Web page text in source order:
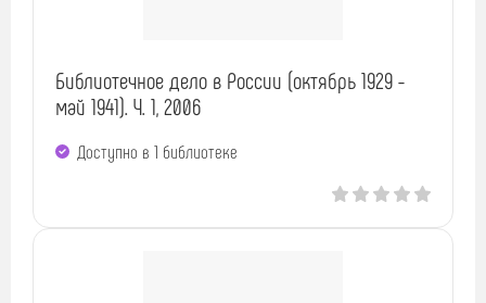
Библиотечное дело в России (октябрь 1929 -
май 1941). Ч. 1, 2006
Доступно в 1 библиотекe